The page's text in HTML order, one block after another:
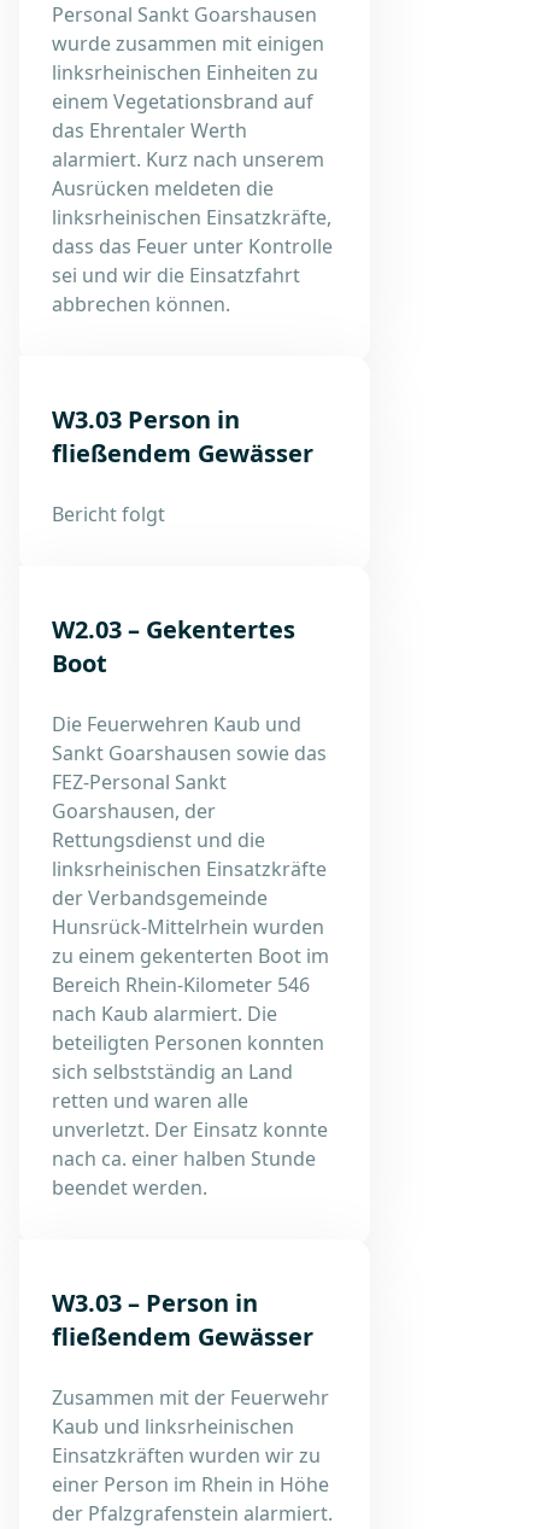
Personal Sankt Goarshausen
wurde zusammen mit einigen
linksrheinischen Einheiten zu
einem Vegetationsbrand auf
das Ehrentaler Werth
alarmiert. Kurz nach unserem
Ausrücken meldeten die
linksrheinischen Einsatzkräfte,
dass das Feuer unter Kontrolle
sei und wir die Einsatzfahrt
abbrechen können.
W3.03 Person in
fließendem Gewässer
Bericht folgt
W2.03 – Gekentertes
Boot
Die Feuerwehren Kaub und
Sankt Goarshausen sowie das
FEZ-Personal Sankt
Goarshausen, der
Rettungsdienst und die
linksrheinischen Einsatzkräfte
der Verbandsgemeinde
Hunsrück-Mittelrhein wurden
zu einem gekenterten Boot im
Bereich Rhein-Kilometer 546
nach Kaub alarmiert. Die
beteiligten Personen konnten
sich selbstständig an Land
retten und waren alle
unverletzt. Der Einsatz konnte
nach ca. einer halben Stunde
beendet werden.
W3.03 – Person in
fließendem Gewässer
Zusammen mit der Feuerwehr
Kaub und linksrheinischen
Einsatzkräften wurden wir zu
einer Person im Rhein in Höhe
der Pfalzgrafenstein alarmiert.